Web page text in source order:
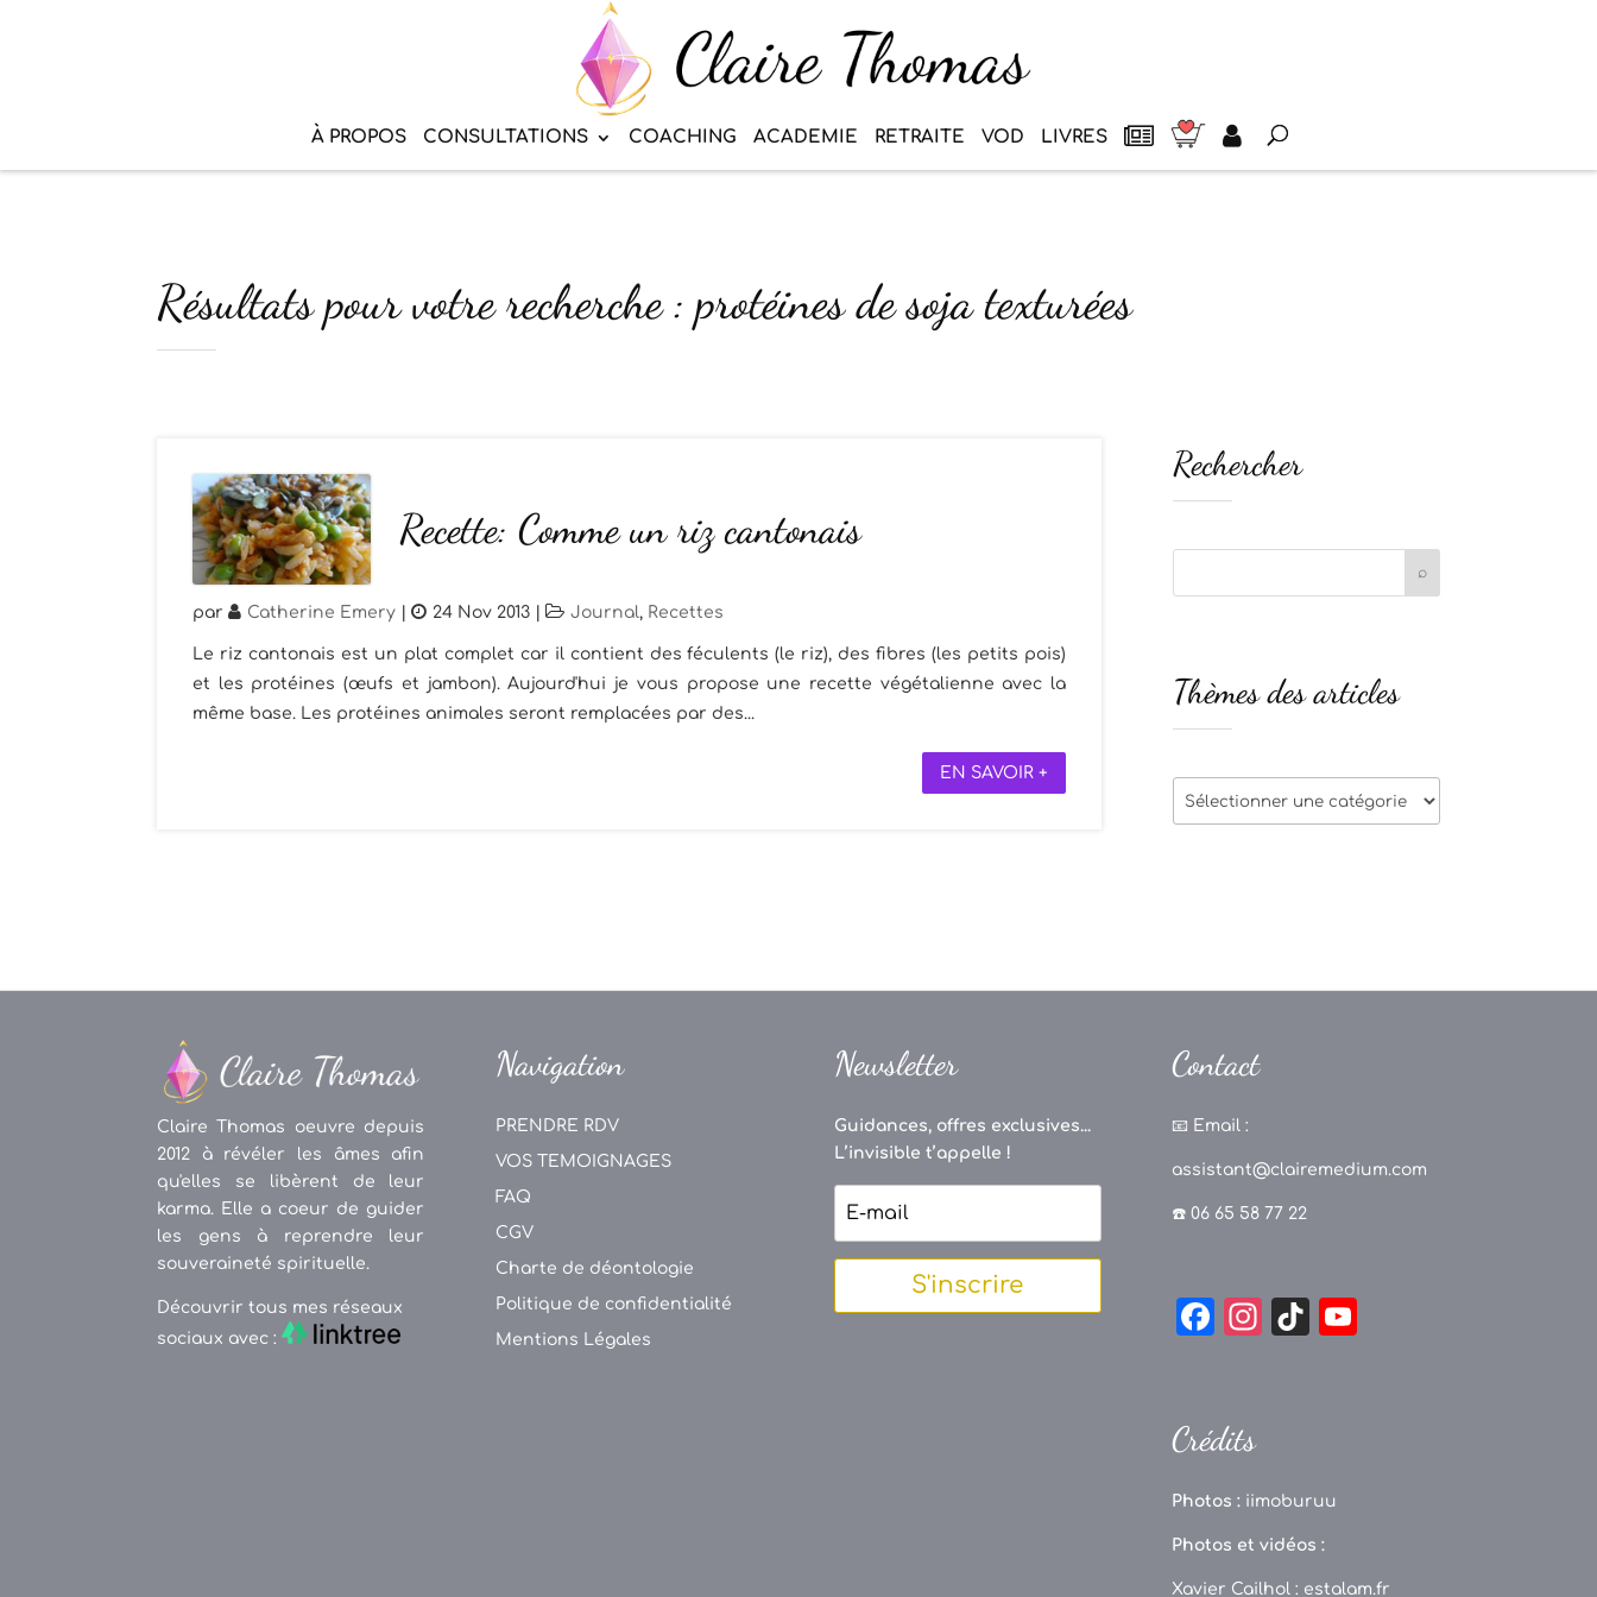
À PROPOS CONSULTATIONS COACHING ACADEMIE RETRAITE VOD LIVRES
Résultats pour votre recherche : protéines de soja texturées
Recette: Comme un riz cantonais
par Catherine Emery 24 Nov 2013 Journal, Recettes
Le riz cantonais est un plat complet car il contient des féculents (le riz), des fibres (les petits pois)
et les protéines (œufs et jambon). Aujourd'hui je vous propose une recette végétalienne avec la
même base. Les protéines animales seront remplacées par des...
EN SAVOIR +
Rechercher
Thèmes des articles
Thèmes
des
Claire Thomas oeuvre depuis
2012 à révéler les âmes afin
qu'elles se libèrent de leur
karma. Elle a coeur de guider
les gens à reprendre leur
souveraineté spirituelle.
Découvrir tous mes réseaux
sociaux avec :
Navigation
PRENDRE RDV
VOS TEMOIGNAGES
FAQ
CGV
Charte de déontologie
Politique de confidentialité
Mentions Légales
Newsletter
Guidances, offres exclusives...
L’invisible t’appelle !
S'inscrire
Contact
📧 Email :
assistant@clairemedium.com
☎️ 06 65 58 77 22
F
e
o
o
k
In
a
m
Ti
C
Crédits
Photos : iimoburuu
Photos et vidéos :
Xavier Cailhol : estalam.fr